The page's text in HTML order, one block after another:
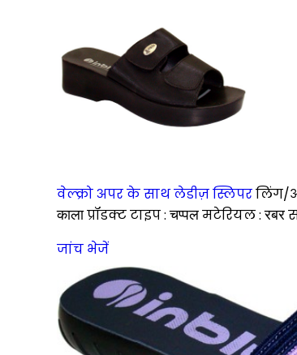
वेल्क्रो अपर के साथ लेडीज़ स्लिपरलिंग/
कालाप्रॉडक्ट टाइप :चप्पलमटेरियल :रबर
जांच भेजें